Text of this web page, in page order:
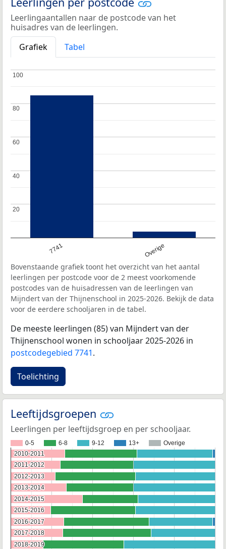
Leerlingaantallen naar de postcode van het
huisadres van de leerlingen.
Grafiek
Tabel
7741 Overige
20
20
40
40
60
60
80
80
100
100
Bovenstaande grafiek toont het overzicht van het aantal
leerlingen per postcode voor de 2 meest voorkomende
postcodes van de huisadressen van de leerlingen van
Mijndert van der Thijnenschool in 2025-2026. Bekijk de data
voor de eerdere schooljaren in de tabel.
De meeste leerlingen (85) van Mijndert van der
Thijnenschool wonen in schooljaar 2025-2026 in
postcodegebied 7741.
Toelichting
Leeftijdsgroepen
Leerlingen per leeftijdsgroep en per schooljaar.
0-5 6-8 9-12 13+ Overige
2010-2011
2010-2011
2011-2012
2011-2012
2012-2013
2012-2013
2013-2014
2013-2014
2014-2015
2014-2015
2015-2016
2015-2016
2016-2017
2016-2017
2017-2018
2017-2018
2018-2019
2018-2019